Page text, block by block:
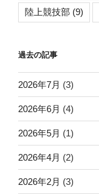
陸上競技部 (9)
過去の記事
2026年7月 (3)
2026年6月 (4)
2026年5月 (1)
2026年4月 (2)
2026年2月 (3)